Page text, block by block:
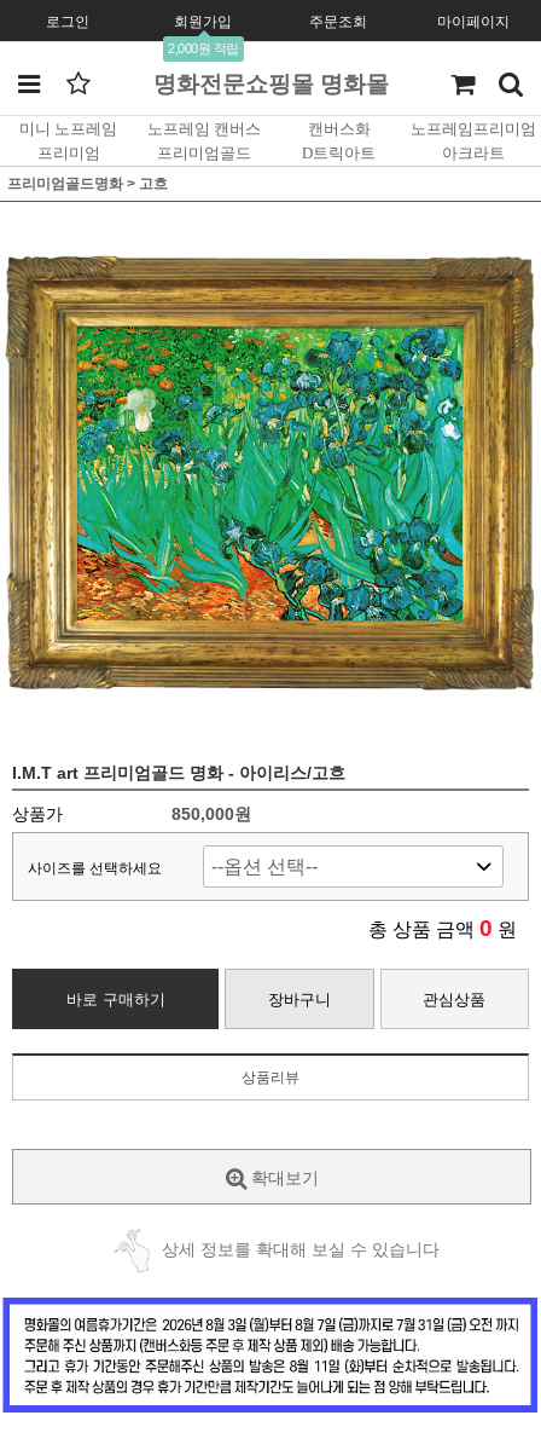
로그인 회원가입
2,000원 적립
주문조회 마이페이지
명화전문쇼핑몰 명화몰
미니 노프레임 노프레임 캔버스 캔버스화
노프레임프리미엄
프리미엄
프리미엄골드 D트릭아트 아크라트
프리미엄골드명화> 고흐
I.M.T art 프리미엄골드 명화 - 아이리스/고흐
상품가 850,000원
사이즈를 선택하세요
총 상품 금액 0 원
바로 구매하기 장바구니 관심상품
상품리뷰
확대보기
상세 정보를 확대해 보실 수 있습니다